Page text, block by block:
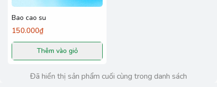
Bao cao su
150.000₫
Thêm vào giỏ
Đã hiển thị sản phẩm cuối cùng trong danh sách